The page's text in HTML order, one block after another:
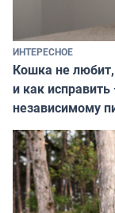
ИНТЕРЕСНОЕ
Кошка не любит,
и как
независимому